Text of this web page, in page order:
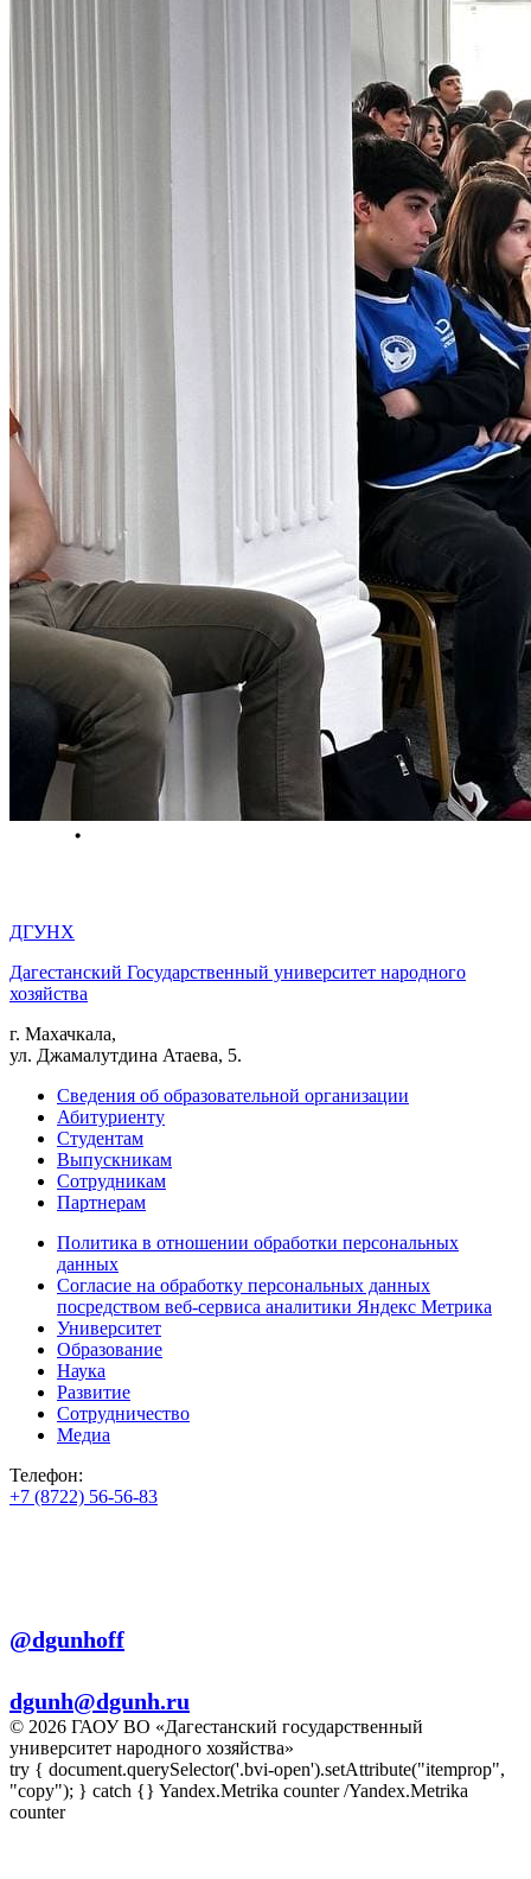
ДГУНХ
Дагестанский Государственный университет народного
хозяйства
г. Махачкала,
ул. Джамалутдина Атаева, 5.
Сведения об образовательной организации
Абитуриенту
Студентам
Выпускникам
Сотрудникам
Партнерам
Политика в отношении обработки персональных
данных
Согласие на обработку персональных данных
посредством веб-сервиса аналитики Яндекс Метрика
Университет
Образование
Наука
Развитие
Сотрудничество
Медиа
Телефон:
+7 (8722) 56-56-83
@dgunhoff
dgunh@dgunh.ru
© 2026 ГАОУ ВО «Дагестанский государственный
университет народного хозяйства»
try { document.querySelector('.bvi-open').setAttribute("itemprop",
"copy"); } catch {} Yandex.Metrika counter/Yandex.Metrika
counter